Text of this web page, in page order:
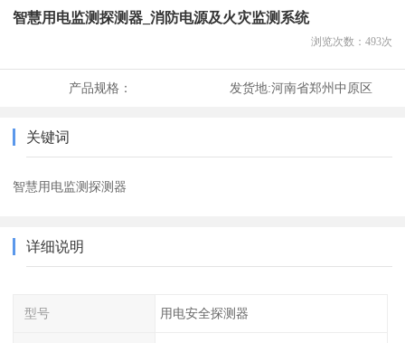
智慧用电监测探测器_消防电源及火灾监测系统
浏览次数： 493次
产品规格： 发货地:河南省郑州中原区
关键词
智慧用电监测探测器
详细说明
型号 用电安全探测器